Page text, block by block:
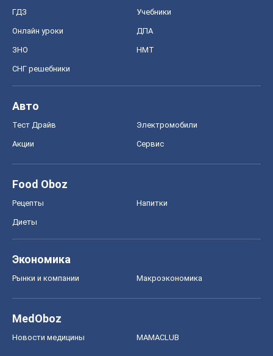
ГДЗ Учебники
Онлайн уроки ДПА
ЗНО НМТ
СНГ решебники
Авто
Тест Драйв Электромобили
Акции Сервис
Food Oboz
Рецепты Напитки
Диеты
Экономика
Рынки и компании Mакроэкономика
MedOboz
Новости медицины MAMACLUB